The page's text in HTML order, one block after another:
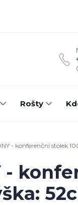
Rošty
- konferenční stolek
-